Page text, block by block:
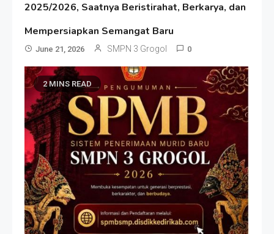
2025/2026, Saatnya Beristirahat, Berkarya, dan
Mempersiapkan Semangat Baru
June 21, 2026 SMPN 3 Grogol 0
2 MINS READ